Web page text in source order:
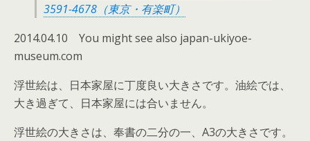
3591-4678（東京・有楽町）
2014.04.10 You might see also japan-ukiyoe-
museum.com
浮世絵は、日本家屋に丁度良い大きさです。油絵では、
大き過ぎて、日本家屋には合いません。
浮世絵の大きさは、奉書の二分の一、A3の大きさです。